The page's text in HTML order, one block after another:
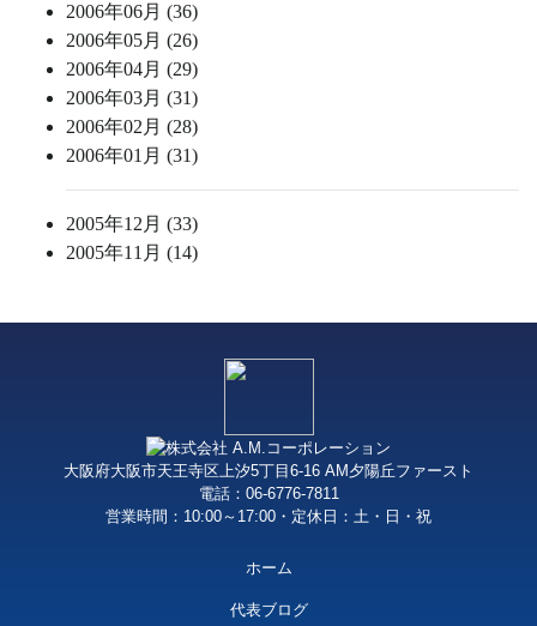
2006年06月 (36)
2006年05月 (26)
2006年04月 (29)
2006年03月 (31)
2006年02月 (28)
2006年01月 (31)
2005年12月 (33)
2005年11月 (14)
大阪府大阪市天王寺区上汐5丁目6-16 AM夕陽丘ファースト
電話：06-6776-7811
営業時間：10:00～17:00・定休日：土・日・祝
ホーム
代表ブログ